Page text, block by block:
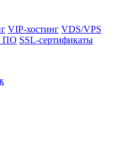
VIP-хостинг VDS/VPS
ПО SSL-сертификаты